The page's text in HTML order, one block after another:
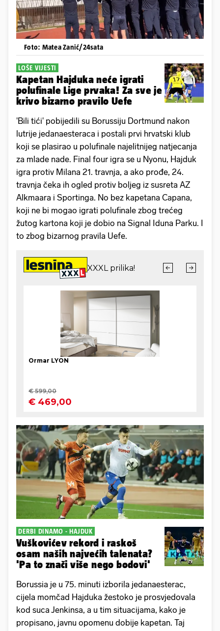
Foto: Matea Zanić/24sata
LOŠE VIJESTI
Kapetan Hajduka neće igrati
polufinale Lige prvaka! Za sve je
krivo bizarno pravilo Uefe
'Bili tići' pobijedili su Borussiju Dortmund nakon
lutrije jedanaesteraca i postali prvi hrvatski klub
koji se plasirao u polufinale najelitnijeg natjecanja
za mlade nade. Final four igra se u Nyonu, Hajduk
igra protiv Milana 21. travnja, a ako prođe, 24.
travnja čeka ih ogled protiv boljeg iz susreta AZ
Alkmaara i Sportinga. No bez kapetana Capana,
koji ne bi mogao igrati polufinale zbog trećeg
žutog kartona koji je dobio na Signal Iduna Parku. I
to zbog bizarnog pravila Uefe.
DERBI DINAMO - HAJDUK
Vuškovićev rekord i raskoš
osam naših najvećih talenata?
'Pa to znači više nego bodovi'
Borussia je u 75. minuti izborila jedanaesterac,
cijela momčad Hajduka žestoko je prosvjedovala
kod suca Jenkinsa, a u tim situacijama, kako je
propisano, javnu opomenu dobije kapetan. Taj